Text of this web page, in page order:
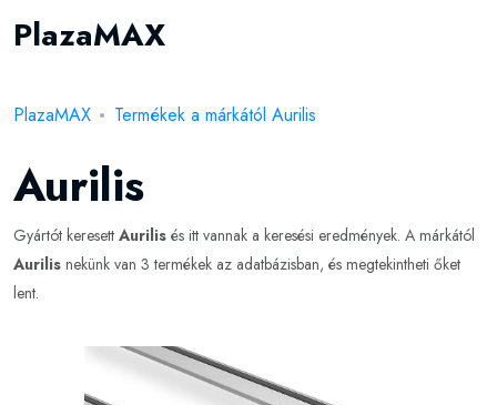
PlazaMAX
PlazaMAX Termékek a márkától Aurilis
Aurilis
Gyártót keresett Aurilis és itt vannak a keresési eredmények. A márkától
Aurilis nekünk van 3 termékek az adatbázisban, és megtekintheti őket
lent.